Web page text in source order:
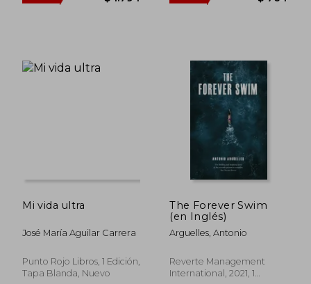
45%
Mi vida ultra
José María Aguilar Carrera
Punto Rojo Libros, 1 Edición,
Tapa Blanda, Nuevo
The Forever Swim
(en Inglés)
Arguelles, Antonio
Reverte Management
International, 2021, 1